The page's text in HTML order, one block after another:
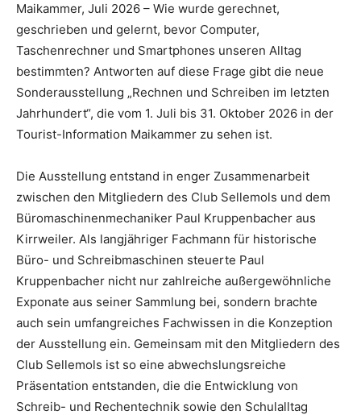
Maikammer, Juli 2026 – Wie wurde gerechnet,
geschrieben und gelernt, bevor Computer,
Taschenrechner und Smartphones unseren Alltag
bestimmten? Antworten auf diese Frage gibt die neue
Sonderausstellung „Rechnen und Schreiben im letzten
Jahrhundert“, die vom 1. Juli bis 31. Oktober 2026 in der
Tourist-Information Maikammer zu sehen ist.
Die Ausstellung entstand in enger Zusammenarbeit
zwischen den Mitgliedern des Club Sellemols und dem
Büromaschinenmechaniker Paul Kruppenbacher aus
Kirrweiler. Als langjähriger Fachmann für historische
Büro- und Schreibmaschinen steuerte Paul
Kruppenbacher nicht nur zahlreiche außergewöhnliche
Exponate aus seiner Sammlung bei, sondern brachte
auch sein umfangreiches Fachwissen in die Konzeption
der Ausstellung ein. Gemeinsam mit den Mitgliedern des
Club Sellemols ist so eine abwechslungsreiche
Präsentation entstanden, die die Entwicklung von
Schreib- und Rechentechnik sowie den Schulalltag